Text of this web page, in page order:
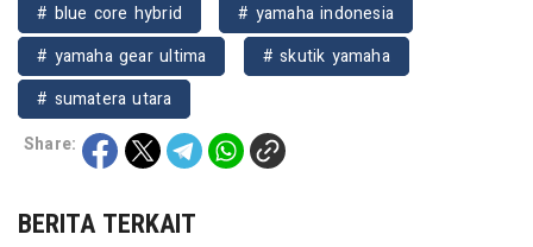
# blue core hybrid
# yamaha indonesia
# yamaha gear ultima
# skutik yamaha
# sumatera utara
Share:
BERITA TERKAIT